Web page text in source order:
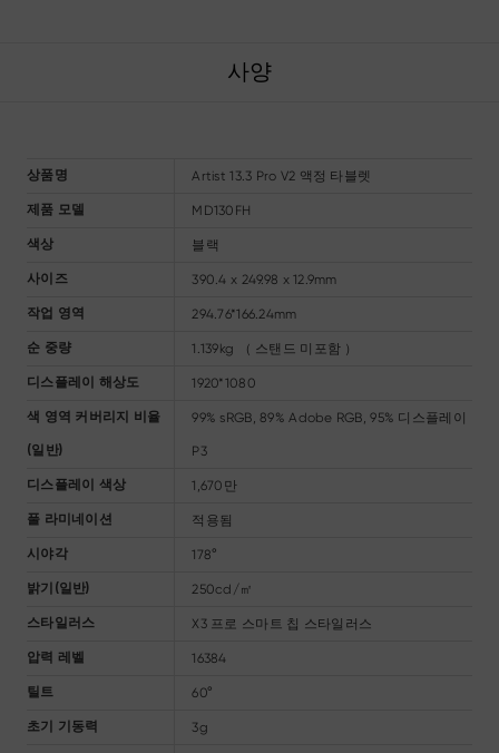
사양
상품명 Artist 13.3 Pro V2 액정 타블렛
제품 모델 MD130FH
색상 블랙
사이즈 390.4 x 249.98 x 12.9mm
작업 영역 294.76*166.24mm
순 중량 1.139kg （ 스탠드 미포함 ）
디스플레이 해상도 1920*1080
색 영역 커버리지 비율
(일반)
99% sRGB, 89% Adobe RGB, 95% 디스플레이
P3
디스플레이 색상 1,670만
풀 라미네이션 적용됨
시야각 178°
밝기(일반) 250cd/㎡
스타일러스 X3 프로 스마트 칩 스타일러스
압력 레벨 16384
틸트 60°
초기 기동력 3g